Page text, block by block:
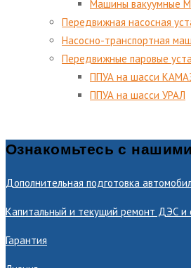
Машины вакуумные
Передвижная насосная
Насосно-транспортная
Передвижные паровые
ППУА на шасси
ППУА на шасси УРАЛ
Ознакомьтесь с
Дополнительная подготовка
Капитальный и текущий ремонт ДЭС и
Гарантия